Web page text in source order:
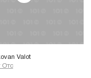
Valot
Отс